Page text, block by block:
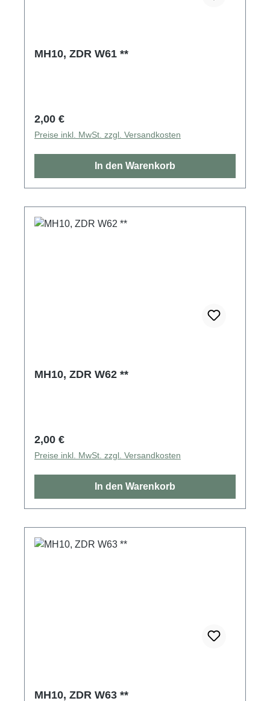
MH10, ZDR W61 **
Regulärer Preis:
2,00 €
Preise inkl. MwSt. zzgl. Versandkosten
In den Warenkorb
MH10, ZDR W62 **
Regulärer Preis:
2,00 €
Preise inkl. MwSt. zzgl. Versandkosten
In den Warenkorb
MH10, ZDR W63 **